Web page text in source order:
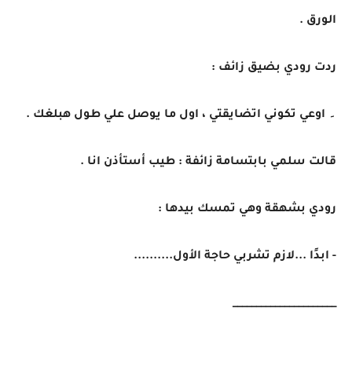
الورق .
ردت رودي بضيق زائف :
۔ اوعي تكوني اتضايقتي ، اول ما يوصل علي طول هبلغك .
قالت سلمي بابتسامة زائفة : طيب أستأذن انا .
رودي بشهقة وهي تمسك بيدها :
- ابدًا ...لازم تشربي حاجة الأول..........
______________________